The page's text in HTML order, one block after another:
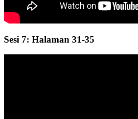
Sesi 7: Halaman 31-35